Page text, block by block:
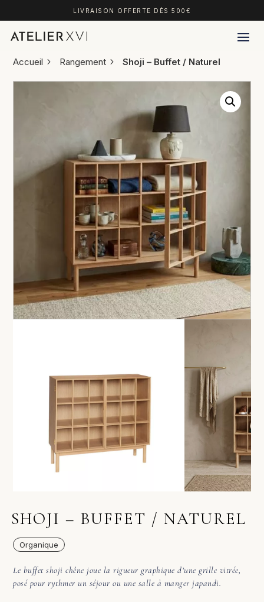
LIVRAISON OFFERTE DÈS 500€
Accueil Rangement Shoji – Buffet / Naturel
SHOJI – BUFFET / NATUREL
Organique
Le buffet shoji chêne joue la rigueur graphique d’une grille vitrée,
posé pour rythmer un séjour ou une salle à manger japandi.